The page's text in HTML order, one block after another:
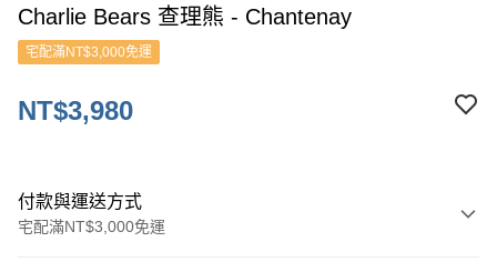
Charlie Bears 查理熊 - Chantenay
宅配滿NT$3,000免運
NT$3,980
付款與運送方式
宅配滿NT$3,000免運